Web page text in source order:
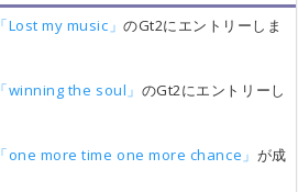
「Lost my music」のGt2にエントリーしま
「winning the soul」 のGt2にエントリーし
「one more time one more chance」 が成